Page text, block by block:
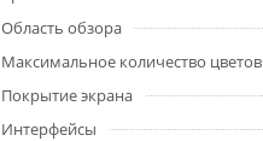
Область обзора
Максимальное количество цветов
Покрытие экрана
Интерфейсы